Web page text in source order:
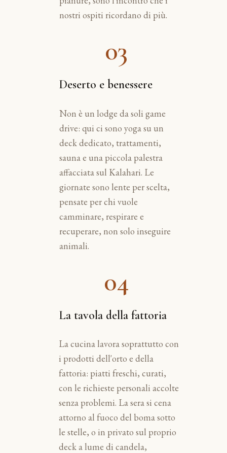
nostri ospiti ricordano di più.
03
Deserto e benessere
Non è un lodge da soli game
drive: qui ci sono yoga su un
deck dedicato, trattamenti,
sauna e una piccola palestra
affacciata sul Kalahari. Le
giornate sono lente per scelta,
pensate per chi vuole
camminare, respirare e
recuperare, non solo inseguire
animali.
04
La tavola della fattoria
La cucina lavora soprattutto con
i prodotti dell'orto e della
fattoria: piatti freschi, curati,
con le richieste personali accolte
senza problemi. La sera si cena
attorno al fuoco del boma sotto
le stelle, o in privato sul proprio
deck a lume di candela,